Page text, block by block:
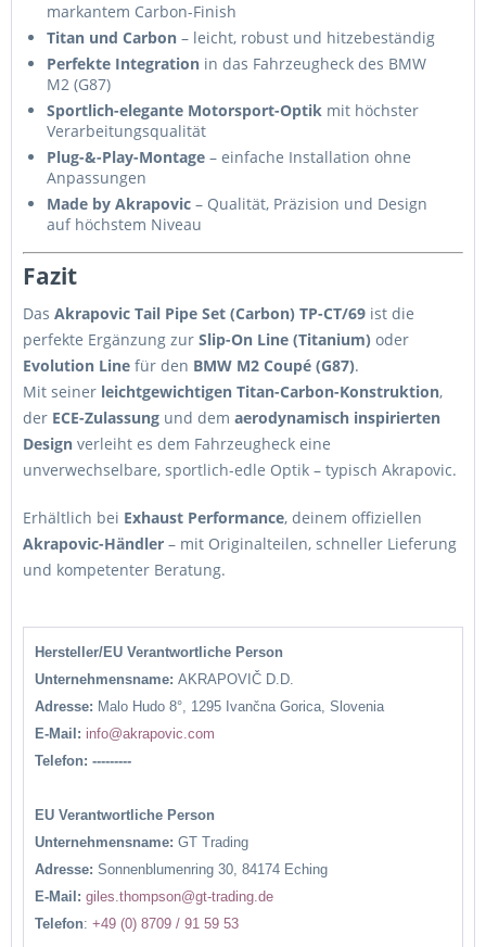
markantem Carbon-Finish
Titan und Carbon – leicht, robust und hitzebeständig
Perfekte Integration in das Fahrzeugheck des BMW
M2 (G87)
Sportlich-elegante Motorsport-Optik mit höchster
Verarbeitungsqualität
Plug-&-Play-Montage – einfache Installation ohne
Anpassungen
Made by Akrapovic – Qualität, Präzision und Design
auf höchstem Niveau
Fazit
Das Akrapovic Tail Pipe Set (Carbon) TP-CT/69 ist die
perfekte Ergänzung zur Slip-On Line (Titanium) oder
Evolution Line für den BMW M2 Coupé (G87).
Mit seiner leichtgewichtigen Titan-Carbon-Konstruktion,
der ECE-Zulassung und dem aerodynamisch inspirierten
Design verleiht es dem Fahrzeugheck eine
unverwechselbare, sportlich-edle Optik – typisch Akrapovic.
Erhältlich bei Exhaust Performance, deinem offiziellen
Akrapovic-Händler – mit Originalteilen, schneller Lieferung
und kompetenter Beratung.
Hersteller/EU Verantwortliche Person
Unternehmensname: AKRAPOVIČ D.D.
Adresse: Malo Hudo 8°, 1295 Ivančna Gorica, Slovenia
E-Mail: info@akrapovic.com
Telefon: ---------
EU Verantwortliche Person
Unternehmensname: GT Trading
Adresse: Sonnenblumenring 30, 84174 Eching
E-Mail: giles.thompson@gt-trading.de
Telefon: +49 (0) 8709 / 91 59 53